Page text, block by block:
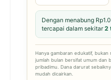
Dengan menabung
tercapai dalam sekitar2
Hanya gambaran edukatif,
jumlah bulan bersifat umum dan
pribadimu. Dana darurat
mudah dicairkan.